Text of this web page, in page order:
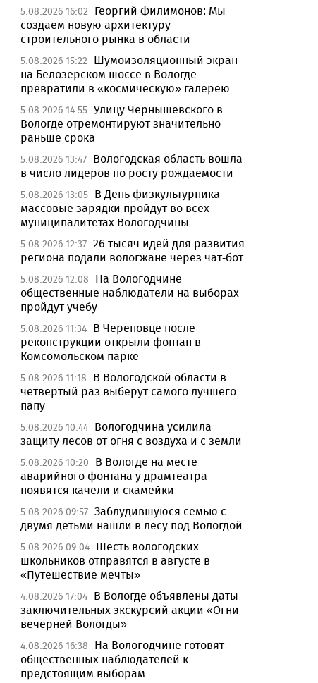
5.08.2026 16:02
Георгий Филимонов: Мы
создаем новую архитектуру
строительного рынка в области
5.08.2026 15:22
Шумоизоляционный экран
на Белозерском шоссе в Вологде
превратили в «космическую» галерею
5.08.2026 14:55 Улицу Чернышевского в
Вологде отремонтируют значительно
раньше срока
5.08.2026 13:47 Вологодская область вошла
в число лидеров по росту рождаемости
5.08.2026 13:05 В День физкультурника
массовые зарядки пройдут во всех
муниципалитетах Вологодчины
5.08.2026 12:37 26 тысяч идей для развития
региона подали вологжане через чат-бот
5.08.2026 12:08
На Вологодчине
общественные наблюдатели на выборах
пройдут учебу
5.08.2026 11:34 В Череповце после
реконструкции открыли фонтан в
Комсомольском парке
5.08.2026 11:18
В Вологодской области в
четвертый раз выберут самого лучшего
папу
5.08.2026 10:44 Вологодчина усилила
защиту лесов от огня с воздуха и с земли
5.08.2026 10:20
В Вологде на месте
аварийного фонтана у драмтеатра
появятся качели и скамейки
5.08.2026 09:57 Заблудившуюся семью с
двумя детьми нашли в лесу под Вологдой
5.08.2026 09:04 Шесть вологодских
школьников отправятся в августе в
«Путешествие мечты»
4.08.2026 17:04 В Вологде объявлены даты
заключительных экскурсий акции «Огни
вечерней Вологды»
4.08.2026 16:38
На Вологодчине готовят
общественных наблюдателей к
предстоящим выборам